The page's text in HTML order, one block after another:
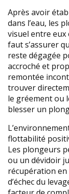
Après avoir
dans l’eau, les
visuel entre eux
faut s’assurer
reste dégagée
accroché et
remontée
trouver
le gréement ou
blesser un
flottabilité
Les plongeurs
ou un dévidoir
récupération en
d’échec du